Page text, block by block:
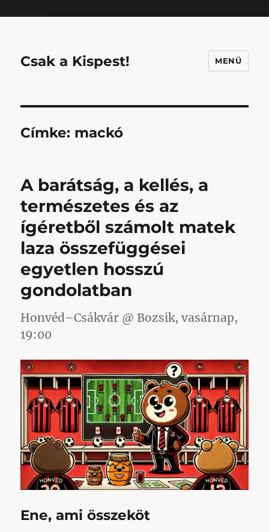
Csak a Kispest! MENÜ
Címke: mackó
A barátság, a kellés, a
természetes és az
ígéretből számolt matek
laza összefüggései
egyetlen hosszú
gondolatban
Honvéd–Csákvár @ Bozsik, vasárnap,
19:00
Ene, ami összeköt